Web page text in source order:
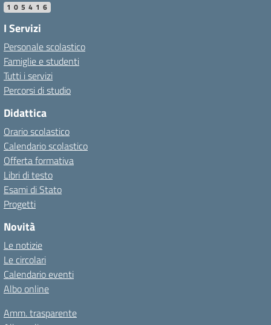
105416
I Servizi
Personale scolastico
Famiglie e studenti
Tutti i servizi
Percorsi di studio
Didattica
Orario scolastico
Calendario scolastico
Offerta formativa
Libri di testo
Esami di Stato
Progetti
Novità
Le notizie
Le circolari
Calendario eventi
Albo online
Amm. trasparente